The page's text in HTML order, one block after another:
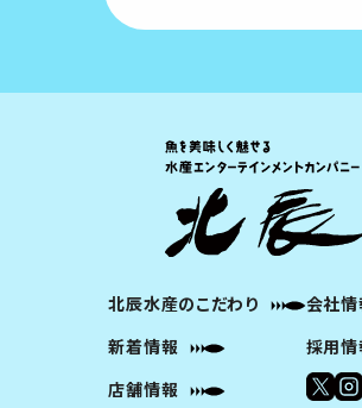
北辰水産のこだわり
新着情報
店舗情報
会社情
採用情